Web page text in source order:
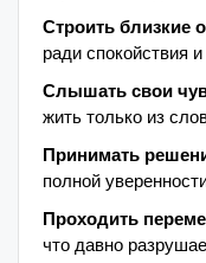
Строить близкие
ради спокойствия
Слышать свои
жить только из
Принимать
полной
Проходить
что давно